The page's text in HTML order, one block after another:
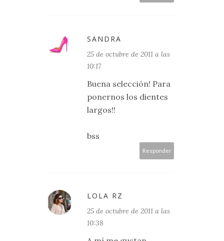
SANDRA
25 de octubre de 2011 a las
10:17
Buena selección! Para
ponernos los dientes
largos!!
bss
Responder
LOLA RZ
25 de octubre de 2011 a las
10:38